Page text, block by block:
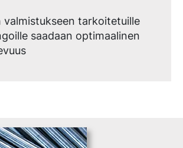
valmistukseen tarkoitetuille
saadaan optimaalinen